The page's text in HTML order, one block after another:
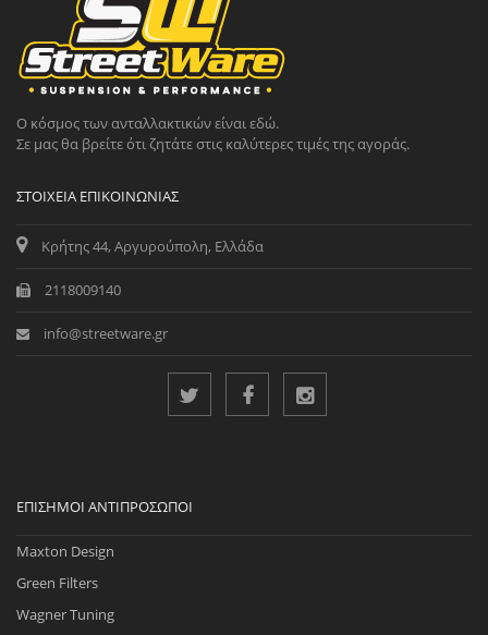
Ο κόσμος των ανταλλακτικών είναι εδώ.
Σε μας θα βρείτε ότι ζητάτε στις καλύτερες τιμές της αγοράς.
ΣΤΟΙΧΕΊΑ ΕΠΙΚΟΙΝΩΝΊΑΣ
Κρήτης 44, Αργυρούπολη, Ελλάδα
2118009140
info@streetware.gr
ΕΠΊΣΗΜΟΙ ΑΝΤΙΠΡΌΣΩΠΟΙ
Maxton Design
Green Filters
Wagner Tuning